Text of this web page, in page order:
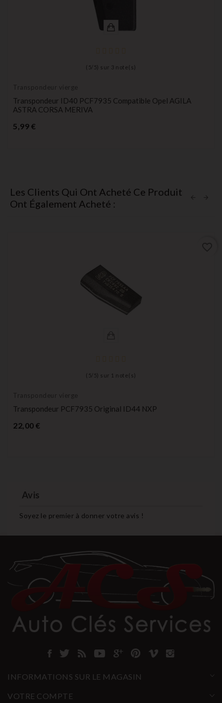
( 5/ 5) sur 3 note(s)
Transpondeur vierge
Transpondeur ID40 PCF7935 Compatible Opel AGILA
ASTRA CORSA MERIVA
5,99 €
Les Clients Qui Ont Acheté Ce Produit
Ont Également Acheté :
( 5/ 5) sur 1 note(s)
Transpondeur vierge
Transpondeur PCF7935 Original ID44 NXP
22,00 €
Avis
Soyez le premier à donner votre avis !
INFORMATIONS SUR LE MAGASIN
VOTRE COMPTE